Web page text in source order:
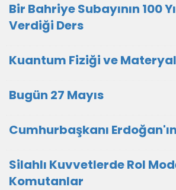
Bir Bahriye Subayının 100
Verdiği Ders
Kuantum Fiziği ve
Bugün 27 Mayıs
Cumhurbaşkanı
Silahlı Kuvvetlerde Rol
Komutanlar